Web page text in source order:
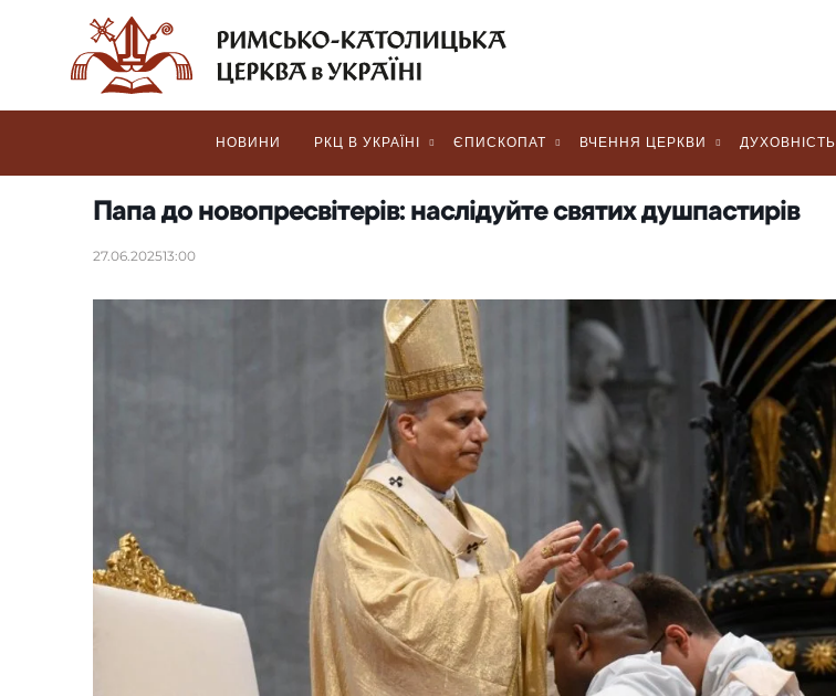
НОВИНИ РКЦ В УКРАЇНІ ЄПИСКОПАТ ВЧЕННЯ ЦЕРКВИ ДУХОВНІСТЬ
Папа до новопресвітерів: наслідуйте святих душпастирів
27.06.202513:00